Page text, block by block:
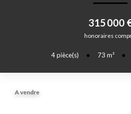
Nos biens en
Chasse
LOUER
315 000
honoraires
4pièce(s) • 73 m² •
A vendre